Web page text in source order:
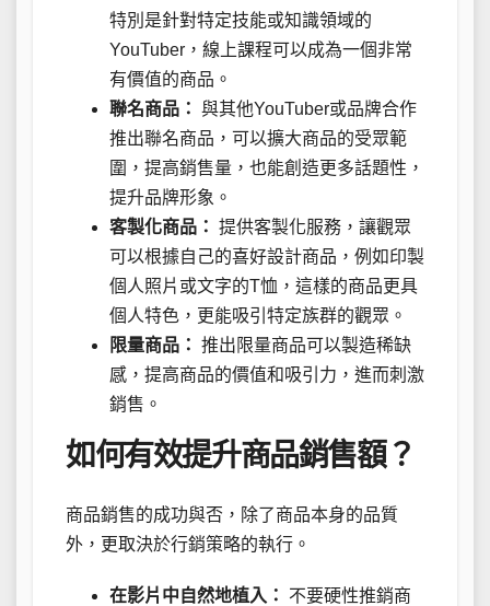
特別是針對特定技能或知識領域的
YouTuber，線上課程可以成為一個非常
有價值的商品。
聯名商品： 與其他YouTuber或品牌合作
推出聯名商品，可以擴大商品的受眾範
圍，提高銷售量，也能創造更多話題性，
提升品牌形象。
客製化商品： 提供客製化服務，讓觀眾
可以根據自己的喜好設計商品，例如印製
個人照片或文字的T恤，這樣的商品更具
個人特色，更能吸引特定族群的觀眾。
限量商品： 推出限量商品可以製造稀缺
感，提高商品的價值和吸引力，進而刺激
銷售。
如何有效提升商品銷售額？
商品銷售的成功與否，除了商品本身的品質
外，更取決於行銷策略的執行。
在影片中自然地植入：
不要硬性推銷商